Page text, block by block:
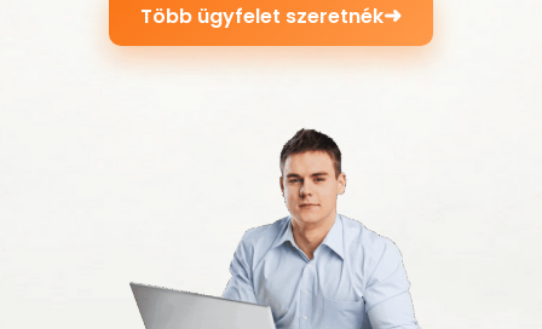
Több ügyfelet szeretnék➜